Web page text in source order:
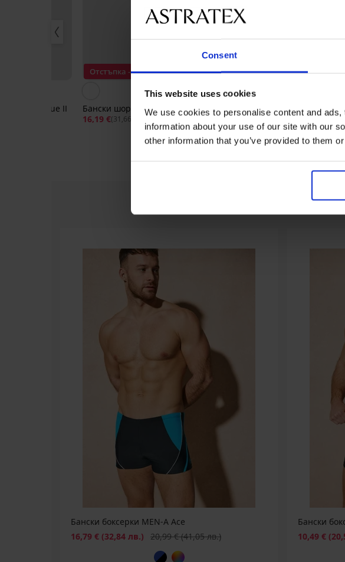
Consent
This website uses cookies
We use cookies to personalise content and
information about your use of our site with our
other information that you’ve provided to them
Blue II
Отстъпка -40%
Бански шорти MEN-A Oscar
16,19 €(31,66 лв.) 26,99 €
Отстъпка -40%
Бански шорти MEN-A Mare
14,99 €(29,32 лв.) 24,99 €
Бански боксерки MEN-A Ace
Намаление
16,79 € (32,84 лв.) Първоначална цена
20,99 €(41,05 лв.)
Бански
Намаление
10,49 €